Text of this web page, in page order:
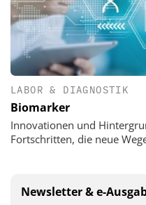
LABOR & DIAGNOSTIK
Biomarker
Innovationen und
Fortschritten, die neue
Newsletter & e-